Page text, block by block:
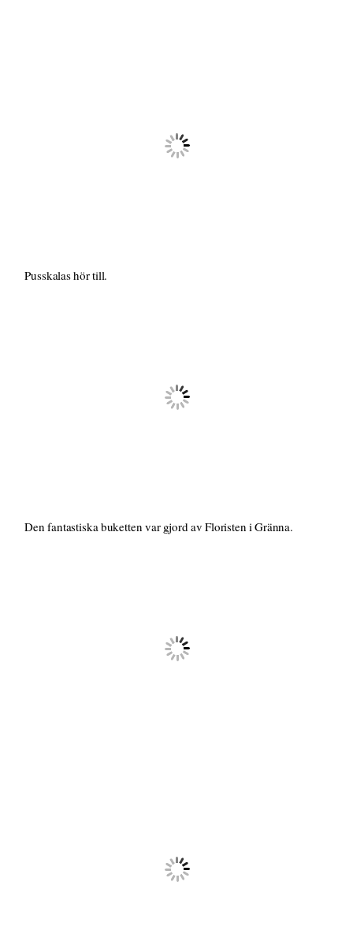
Pusskalas hör till.
Den fantastiska buketten var gjord av Floristen i Gränna.